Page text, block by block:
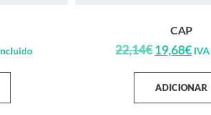
CAP
22,14€19,68€
ADICIONAR